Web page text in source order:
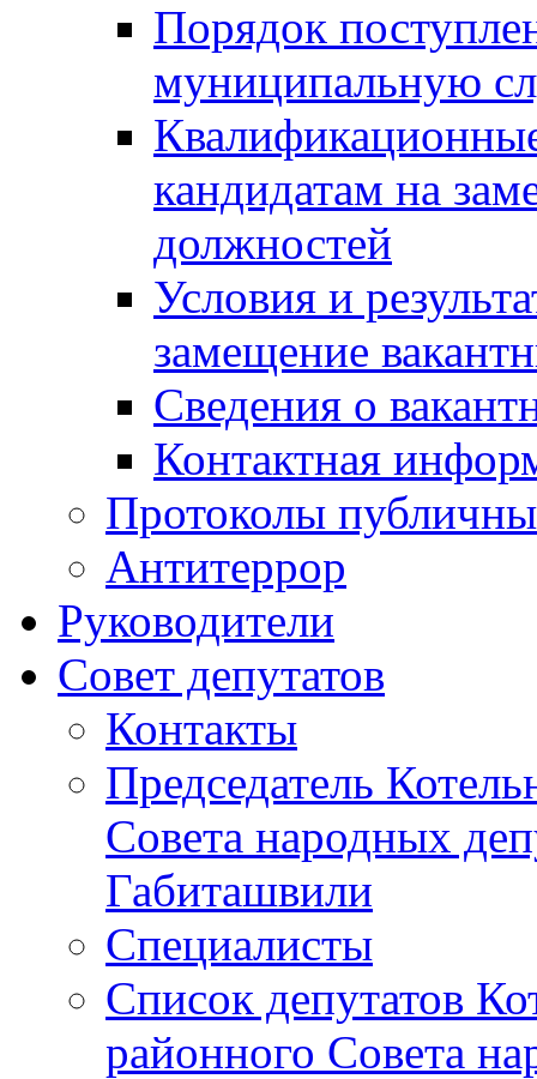
Порядок
муниципальную
кандидатам на
должностей
Условия и
замещение
Сведения о
Контактная
Протоколы
Антитеррор
Руководители
Совет депутатов
Контакты
Председатель
Совета народных
Габиташвили
Специалисты
Список депутатов
районного Совета